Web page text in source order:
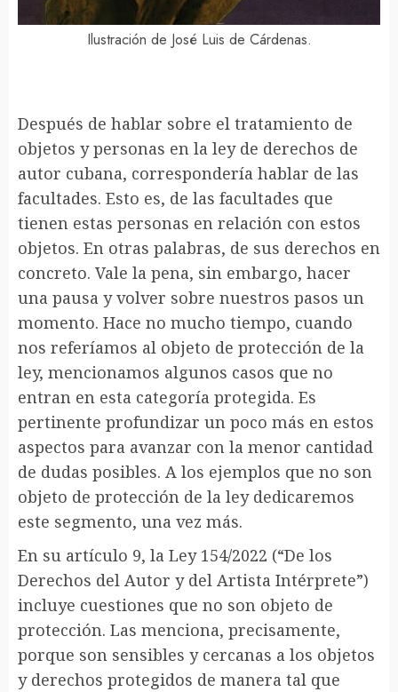
Ilustración de José Luis de Cárdenas.
Después de hablar sobre el tratamiento de
objetos y personas en la ley de derechos de
autor cubana, correspondería hablar de las
facultades. Esto es, de las facultades que
tienen estas personas en relación con estos
objetos. En otras palabras, de sus derechos en
concreto. Vale la pena, sin embargo, hacer
una pausa y volver sobre nuestros pasos un
momento. Hace no mucho tiempo, cuando
nos referíamos al objeto de protección de la
ley, mencionamos algunos casos que no
entran en esta categoría protegida. Es
pertinente profundizar un poco más en estos
aspectos para avanzar con la menor cantidad
de dudas posibles. A los ejemplos que no son
objeto de protección de la ley dedicaremos
este segmento, una vez más.
En su artículo 9, la Ley 154/2022 (“De los
Derechos del Autor y del Artista Intérprete”)
incluye cuestiones que no son objeto de
protección. Las menciona, precisamente,
porque son sensibles y cercanas a los objetos
y derechos protegidos de manera tal que